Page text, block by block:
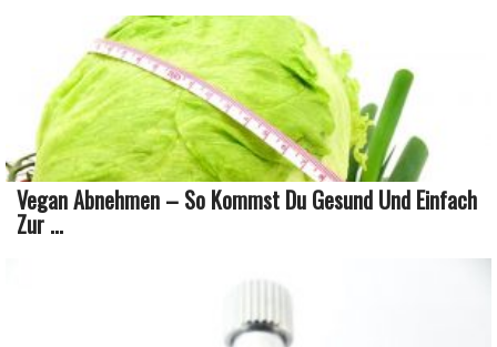
Vegan Abnehmen – So Kommst Du Gesund Und Einfach
Zur ...